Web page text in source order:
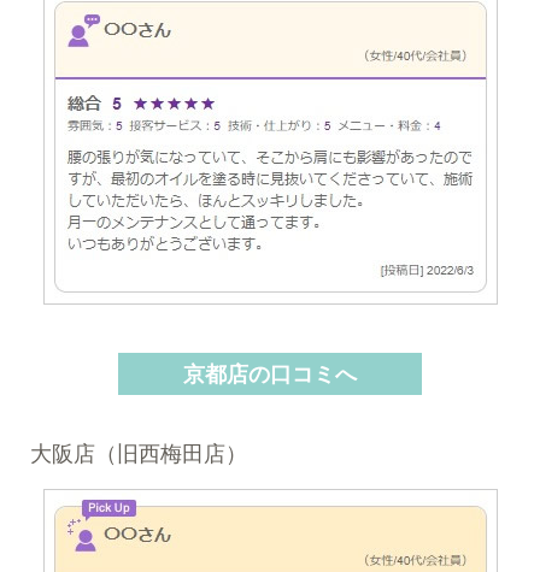
京都店の口コミへ
大阪店（旧西梅田店）